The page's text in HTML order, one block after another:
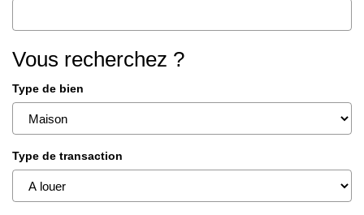
Vous recherchez ?
Type de bien
Type de transaction